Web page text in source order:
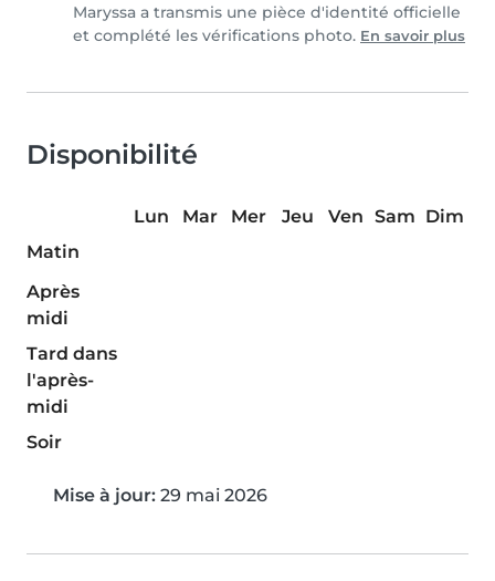
Maryssa a transmis une pièce d'identité officielle
et complété les vérifications photo. En savoir plus
Disponibilité
Lun Mar Mer Jeu Ven Sam Dim
Matin
Après
midi
Tard dans
l'après-
midi
Soir
Mise à jour: 29 mai 2026